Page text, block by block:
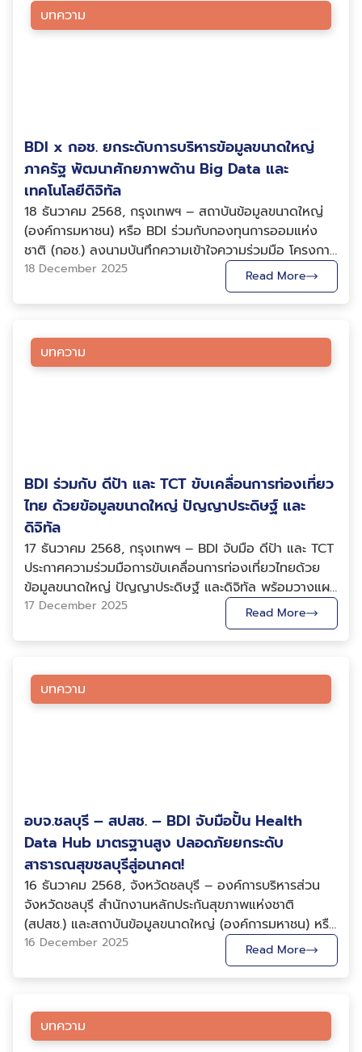
Innovation Platform (ECIP) โดยมุ่งเสริมสร้างการเข้าถึง
ข้อมูลตลาดและข้อมูลผู้บริโภคเชิงลึกที่สามารถนำไปใช้
แพลตฟอร์ม โดยนำข้อมูลและข้อเสนอแนะที่ได้จากกิจกรรม
Design Thinking Workshop for Market Data
Platform ซึ่งเป็นการระดมความคิดเห็นจากผู้มีส่วน
เกี่ยวข้อง มาใช้ประกอบการออกแบบและปรับปรุง
แพลตฟอร์มข้อมูลตลาด เพื่อให้สามารถสนับสนุนผู้ประกอบ
การนวัตกรรมในการขยายตลาดได้อย่างมีประสิทธิภาพ
พร้อมวางเป้าหมายให้แพลตฟอร์มดังกล่าวสามารถต่อยอด
สู่การเป็นกลไกระดับประเทศในอนาคต นอกจากนี้ ทีมงานยัง
ได้ถ่ายทอดองค์ความรู้และสาธิตการใช้งานระบบ พร้อม
ประกอบการนวัตกรรมและบุคลากรในหน่วยบ่มเพาะธุรกิจทั้ง
ภาครัฐและเอกชน เพื่อให้ผู้ใช้งานสามารถทดลองใช้งานจริง
System หรือ Chatbot) และแดชบอร์ดวิเคราะห์ข้อมูลเชิง
โต้ตอบ (Interactive Dashboard) เพื่อทดสอบการใช้งาน
จริง และพัฒนาต้นแบบแพลตฟอร์มให้สามารถตอบโจทย์
ความต้องการของผู้ใช้งานได้อย่างรอบด้าน ครอบคลุมทั้ง
มิติข้อมูล การวิเคราะห์ และการนำไปใช้ประโยชน์เชิงธุรกิจ
ทั้งนี้ BDI ได้สนับสนุนการดำเนินงานผ่านการบูรณาการองค์
ความรู้ด้านการจัดการและการวิเคราะห์ข้อมูลขนาดใหญ่
ควบคู่กับการรวบรวมข้อเสนอแนะจากผู้เชี่ยวชาญและผู้ใช้
งานจริง เพื่อนำไปต่อยอดการพัฒนาต้นแบบแพลตฟอร์ม
สร้างประโยชน์เชิงรูปธรรมแก่ผู้ประกอบการนวัตกรรม และ
สนับสนุนการขับเคลื่อนเศรษฐกิจไทยบนฐานการใช้ข้อมูลและ
นวัตกรรมในระยะยาว
บทความ
BDI x กอช. ยกระดับการบริหารข้อมูลขนาดใหญ่
ภาครัฐ พัฒนาศักยภาพด้าน Big Data และ
เทคโนโลยีดิจิทัล
18 ธันวาคม 2568, กรุงเทพฯ – สถาบันข้อมูลขนาดใหญ่
(องค์การมหาชน) หรือ BDI ร่วมกับกองทุนการออมแห่ง
ชาติ (กอช.) ลงนามบันทึกความเข้าใจความร่วมมือ โครงการ
พัฒนาศักยภาพด้านการจัดการข้อมูล จากข้อมูลขนาดใหญ่
เพื่อพัฒนาการใช้ประโยชน์จากข้อมูล ณ กองทุนการออม
แห่งชาติ อาคาร เอส เอ็ม ทาวเวอร์ ดร.สุนทรีย์ ส่งเสริม
หน่วยงานที่ขับเคลื่อนการใช้ข้อมูลเพื่อการพัฒนาเศรษฐกิจ
และสังคม BDI ให้ความสำคัญกับการสนับสนุนหน่วยงาน
การประมวลผลและวิเคราะห์ข้อมูลขนาดใหญ่ เพื่อให้ข้อมูล
สามารถนำไปใช้ประโยชน์ได้อย่างมีประสิทธิภาพ โปร่งใส และ
เกิดความเชื่อมั่นในการใช้งาน พร้อมกันนี้ ยังมุ่งส่งเสริมการ
พัฒนาศักยภาพบุคลากรด้านข้อมูล ให้สามารถเข้าใจและ
ดำเนินงานด้านการจัดการข้อมูลได้ครบทุกมิติ ตั้งแต่การ
จัดการข้อมูลตามมาตรฐานสากล ไปจนถึงการนำข้อมูลไปใช้
สนับสนุนการวิเคราะห์และการตัดสินใจเชิงนโยบาย ซึ่งจะช่วย
ให้หน่วยงานภาครัฐสามารถปรับการทำงานไปสู่การบริหาร
จัดการบนฐานข้อมูลได้อย่างต่อเนื่องและยั่งยืน ความร่วม
โยงและต่อยอดในภาพรวมระดับประเทศ ส่งเสริมการใช้
ข้อมูลให้เกิดประโยชน์ต่อส่วนรวม สนับสนุนการตัดสินใจเชิง
ลดความเหลื่อมล้ำในสังคม สร้างหลักประกันที่มั่นคงให้คน
ไทยที่มีอาชีพอิสระ อายุระหว่าง 15 – 60 ปี เริ่มออมได้
ตั้งแต่ 50 บาท สูงสุด 30,000 บาทต่อปี พร้อมรับเงิน
สมทบจากรัฐสูงสุดถึง 100% แต่ไม่เกิน 1,800 บาทต่อปี
ตามช่วงอายุ จึงทำให้ กอช. ต้องสะสมฐานข้อมูลสมาชิก
ข้อมูลการดำเนินงาน รวมถึงเตรียมความพร้อมในการสะสม
ฐานข้อมูลการดำเนินงานของ สลาก กอช. ที่จะเกิดขึ้นใน
อนาคต ความร่วมมือในครั้งนี้ จะสามารถนำ Big Data มา
เป็นขุมทรัพย์ทางปัญญา เพื่อช่วยตัดสินใจในการบริหาร
เห็นภาพรวมทิศทางการตลาดของกองทุนการออมแห่งชาติ
ได้อย่างแม่นยำในเรื่องการพัฒนากลยุทธ์ทางการตลาด
สำหรับ กอช. และสลาก กอช. ให้ตรงความต้องการของผู้ใช้
18 December 2025 Read More
บทความ
BDI ร่วมกับ ดีป้า และ TCT ขับเคลื่อนการท่องเที่ยว
ไทย ด้วยข้อมูลขนาดใหญ่ ปัญญาประดิษฐ์ และ
ดิจิทัล
17 ธันวาคม 2568, กรุงเทพฯ – BDI จับมือ ดีป้า และ TCT
ประกาศความร่วมมือการขับเคลื่อนการท่องเที่ยวไทยด้วย
ข้อมูลขนาดใหญ่ ปัญญาประดิษฐ์ และดิจิทัล พร้อมวางแผน
เดินสายถ่ายทอดองค์ความรู้และกลไกส่งเสริมใน 9 พื้นที่
เชื่อความร่วมมือครั้งนี้จะช่วยวางรากฐานให้ทุกภาคส่วน
สามารถใช้ข้อมูลและปัญญาประดิษฐ์เป็นเครื่องมือยกระดับ
เคลื่อนภาคการท่องเที่ยวของไทยให้เติบโตได้อย่างมั่นคง
และยั่งยืน สถาบันข้อมูลขนาดใหญ่ (องค์การมหาชน) หรือ
Transformation) โดยมีผู้บริหารและผู้แทนจากหน่วยงานที่
เกี่ยวข้องร่วมงานโดยพร้อมเพรียง ณ อาคาร ดีป้า
(สำนักงานใหญ่) ซอยลาดพร้าว 10 เขตจตุจักร นางสาววิชุ
พรรณ ภูเก้าล้วน ศรีสัญญา รองประธานสภาอุตสาหกรรม
ท่องเที่ยวแห่งประเทศไทย เปิดเผยว่า ปัจจุบันตลาดท่อง
เที่ยวโลกมีความซับซ้อนและเปลี่ยนแปลงอย่างรวดเร็ว ทั้ง
จากปัจจัยทางเศรษฐกิจ สังคม พฤติกรรมนักท่องเที่ยว
รวมถึงการเปลี่ยนแปลงทางเทคโนโลยี ทำให้การบริหาร
จัดการและการกำหนดนโยบายจำเป็นต้องอาศัยข้อมูลที่ถูก
ประสิทธิภาพ ด้วยเหตุนี้ ข้อมูลขนาดใหญ่และเทคโนโลยี
ปัญญาประดิษฐ์จึงเข้ามามีบทบาทสำคัญในการยกระดับการ
17 December 2025 Read More
บทความ
อบจ.ชลบุรี – สปสช. – BDI จับมือปั้น Health
Data Hub มาตรฐานสูง ปลอดภัยยกระดับ
สาธารณสุขชลบุรีสู่อนาคต!
16 ธันวาคม 2568, จังหวัดชลบุรี – องค์การบริหารส่วน
จังหวัดชลบุรี สำนักงานหลักประกันสุขภาพแห่งชาติ
(สปสช.) และสถาบันข้อมูลขนาดใหญ่ (องค์การมหาชน) หรือ
BDI ร่วมลงนามบันทึกข้อตกลงความร่วมมือ (MOU) เรื่อง
“การแลกเปลี่ยนและใช้ประโยชน์ข้อมูลสุขภาพประชาชนใน
ระบบหลักประกันสุขภาพแห่งชาติ (UC)” เพื่อยกระดับระบบ
รองรับการบริหารจัดการด้วยข้อมูลในยุคดิจิทัล ภายใต้
กรอบกฎหมายคุ้มครองข้อมูลส่วนบุคคล (PDPA) ณ
16 December 2025 Read More
บทความ